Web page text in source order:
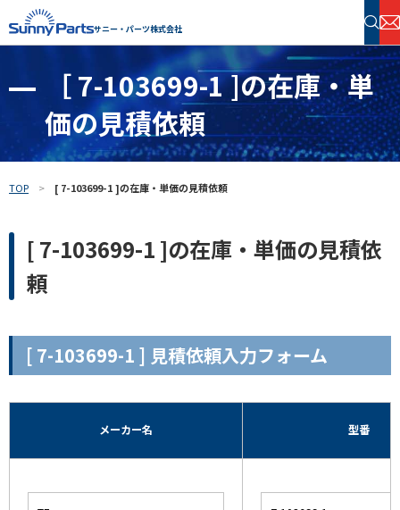
サニー・パーツ株式会社
半導体・電子部品 在庫検索
フリーワードで探す
［ 7-103699-1 ]の在庫・単
価の見積依頼
TOP [ 7-103699-1 ]の在庫・単価の見積依頼
[ 7-103699-1 ]の在庫・単価の見積依
頼
[ 7-103699-1 ] 見積依頼入力フォーム
メーカー名 型番